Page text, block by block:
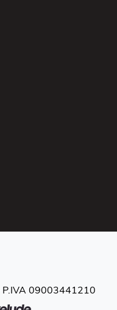
P.IVA 09003441210